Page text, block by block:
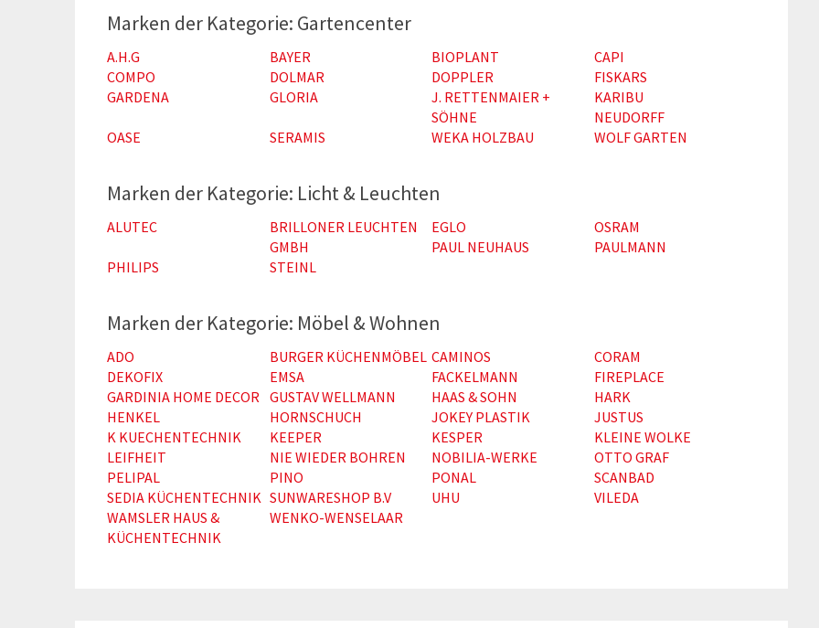
Gartencenter
A.H.G BAYER BIOPLANT
CAPI
COMPO
DOLMAR DOPPLER
FISKARS
GARDENA
GLORIA
J. RETTENMAIER +
SÖHNE
KARIBU
NEUDORFF
OASE
SERAMIS WEKA HOLZBAU WOLF GARTEN
Licht & Leuchten
ALUTEC
BRILLONER LEUCHTEN
GMBH
EGLO
OSRAM
PAUL NEUHAUS
PAULMANN
PHILIPS
STEINL
Möbel & Wohnen
ADO BURGER KÜCHENMÖBEL CAMINOS
CORAM
DEKOFIX
EMSA FACKELMANN
FIREPLACE
GARDINIA HOME DECOR GUSTAV WELLMANN HAAS & SOHN
HARK
HENKEL
HORNSCHUCH JOKEY PLASTIK
JUSTUS
K KUECHENTECHNIK
KEEPER KESPER
KLEINE WOLKE
LEIFHEIT
NIE WIEDER BOHREN NOBILIA-WERKE
OTTO GRAF
PELIPAL
PINO PONAL
SCANBAD
SEDIA KÜCHENTECHNIK SUNWARESHOP B.V UHU
VILEDA
WAMSLER HAUS &
KÜCHENTECHNIK
WENKO-WENSELAAR